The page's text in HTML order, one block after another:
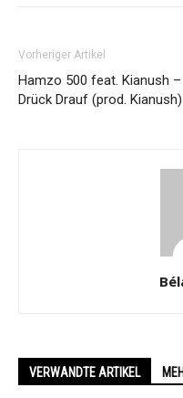
Vorheriger Artikel
Hamzo 500 feat. Kianush –
Drück Drauf (prod. Kianush)
VERWANDTE ARTIKEL